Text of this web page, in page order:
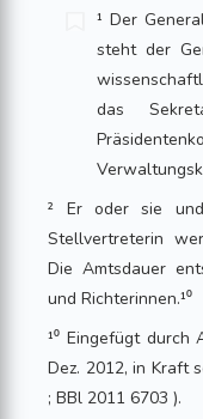
¹ Der
steht der
das
² Er oder sie
Stellvertreterin
Die Amtsdauer
und Richterinnen.¹⁰
¹⁰ Eingefügt durch
Dez. 2012, in Kraft
; BBl 2011 6703 ).